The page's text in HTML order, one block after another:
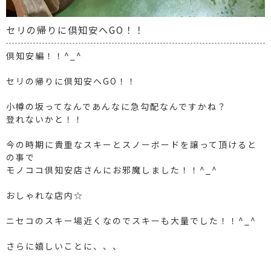
セリの帰りに倶知安へGO！！
倶知安編！！^_^
セリの帰りに倶知安へGO！！
小樽の坂ってなんであんなに急勾配なんですかね？
登れないかと！！
今の時期に貴重なスキーとスノーボードを譲って頂けると
の事で
モノココ倶知安店さんにお邪魔しました！！^_^
おしゃれな店内☆
ニセコのスキー場近くなのでスキーも大量でした！！^_^
さらに嬉しいことに、、、